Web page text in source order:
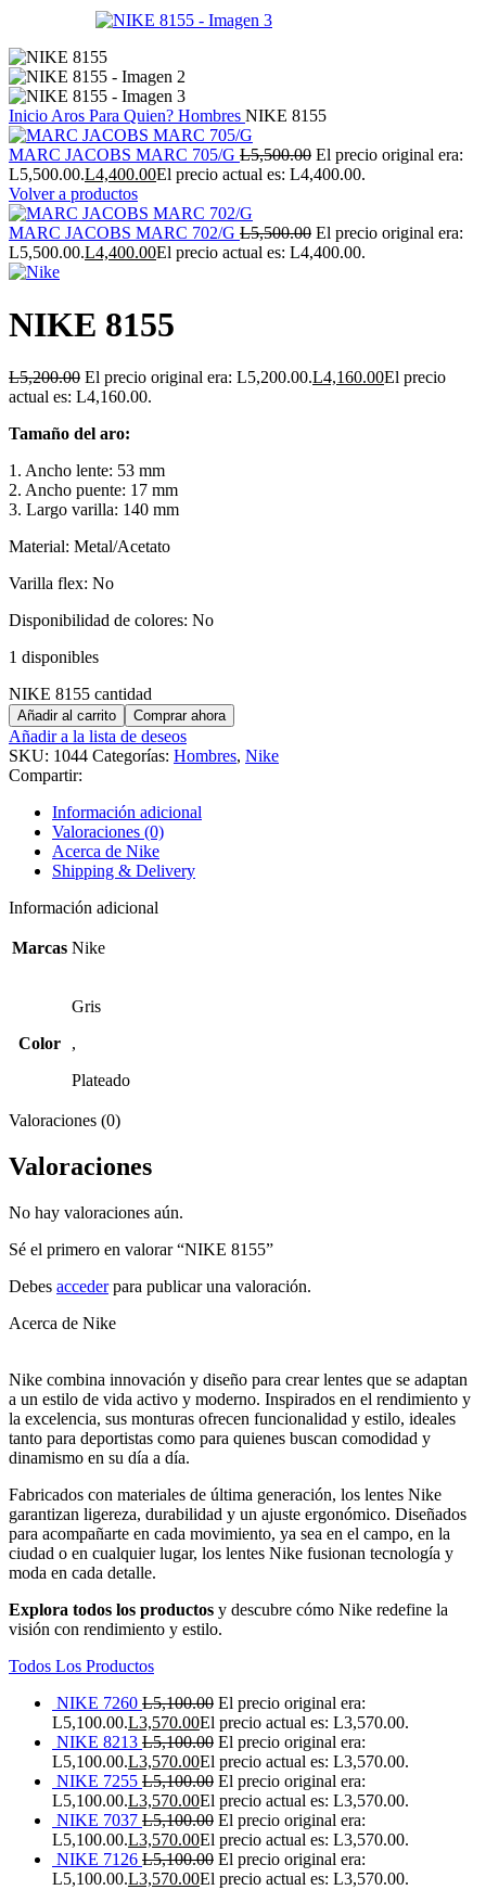
Inicio Aros Para Quien? Hombres NIKE 8155
MARC JACOBS MARC 705/G L5,500.00 El precio original era:
L5,500.00.L4,400.00El precio actual es: L4,400.00.
Volver a productos
MARC JACOBS MARC 702/G L5,500.00 El precio original era:
L5,500.00.L4,400.00El precio actual es: L4,400.00.
NIKE 8155
L5,200.00 El precio original era: L5,200.00.L4,160.00El precio
actual es: L4,160.00.
Tamaño del aro:
1. Ancho lente: 53 mm
2. Ancho puente: 17 mm
3. Largo varilla: 140 mm
Material: Metal/Acetato
Varilla flex: No
Disponibilidad de colores: No
1 disponibles
NIKE 8155 cantidad
Añadir al carrito Comprar ahora
Añadir a la lista de deseos
SKU: 1044 Categorías: Hombres, Nike
Compartir:
Información adicional
Valoraciones (0)
Acerca de Nike
Shipping & Delivery
Información adicional
Marcas Nike
Color
Gris
,
Plateado
Valoraciones (0)
Valoraciones
No hay valoraciones aún.
Sé el primero en valorar “NIKE 8155”
Debes accederpara publicar una valoración.
Acerca de Nike
Nike combina innovación y diseño para crear lentes que se adaptan
a un estilo de vida activo y moderno. Inspirados en el rendimiento y
la excelencia, sus monturas ofrecen funcionalidad y estilo, ideales
tanto para deportistas como para quienes buscan comodidad y
dinamismo en su día a día.
Fabricados con materiales de última generación, los lentes Nike
garantizan ligereza, durabilidad y un ajuste ergonómico. Diseñados
para acompañarte en cada movimiento, ya sea en el campo, en la
ciudad o en cualquier lugar, los lentes Nike fusionan tecnología y
moda en cada detalle.
Explora todos los productos y descubre cómo Nike redefine la
visión con rendimiento y estilo.
Todos Los Productos
NIKE 7260 L5,100.00 El precio original era:
L5,100.00.L3,570.00El precio actual es: L3,570.00.
NIKE 8213 L5,100.00 El precio original era:
L5,100.00.L3,570.00El precio actual es: L3,570.00.
NIKE 7255 L5,100.00 El precio original era:
L5,100.00.L3,570.00El precio actual es: L3,570.00.
NIKE 7037 L5,100.00 El precio original era:
L5,100.00.L3,570.00El precio actual es: L3,570.00.
NIKE 7126 L5,100.00 El precio original era:
L5,100.00.L3,570.00El precio actual es: L3,570.00.